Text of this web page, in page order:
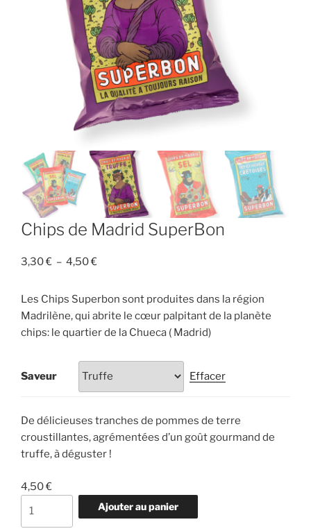
Chips de Madrid SuperBon
3,30€ – 4,50€Plage
prix :
3,30 €
à
Les Chips Superbon sont produites dans la région
Madrilène, qui abrite le cœur palpitant de la planète
chips: le quartier de la Chueca ( Madrid)
Saveur Effacer
De délicieuses tranches de pommes de terre
croustillantes, agrémentées d’un goût gourmand de
truffe, à déguster !
4,50€
Ajouter au panier